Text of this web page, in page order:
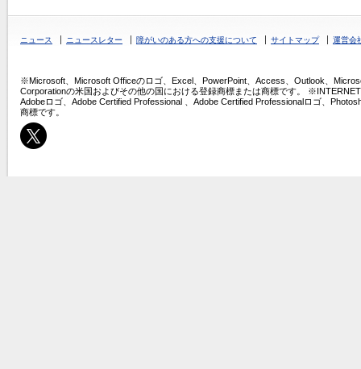
ニュース ニュースレター 障がいのある方への支援について サイトマップ 運営会
※Microsoft、Microsoft Officeのロゴ、Excel、PowerPoint、Access、Outlook、
Corporationの米国およびその他の国における登録商標または商標です。
Adobeロゴ、Adobe Certified Professional 、Adobe Certified Professionalロゴ、
商標です。